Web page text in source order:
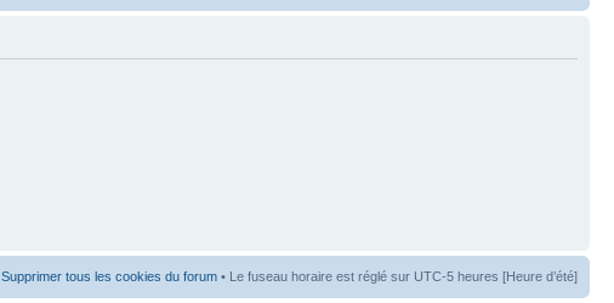
Supprimer tous les cookies du forum • Le fuseau horaire est réglé sur UTC-5 heures [Heure d’été]